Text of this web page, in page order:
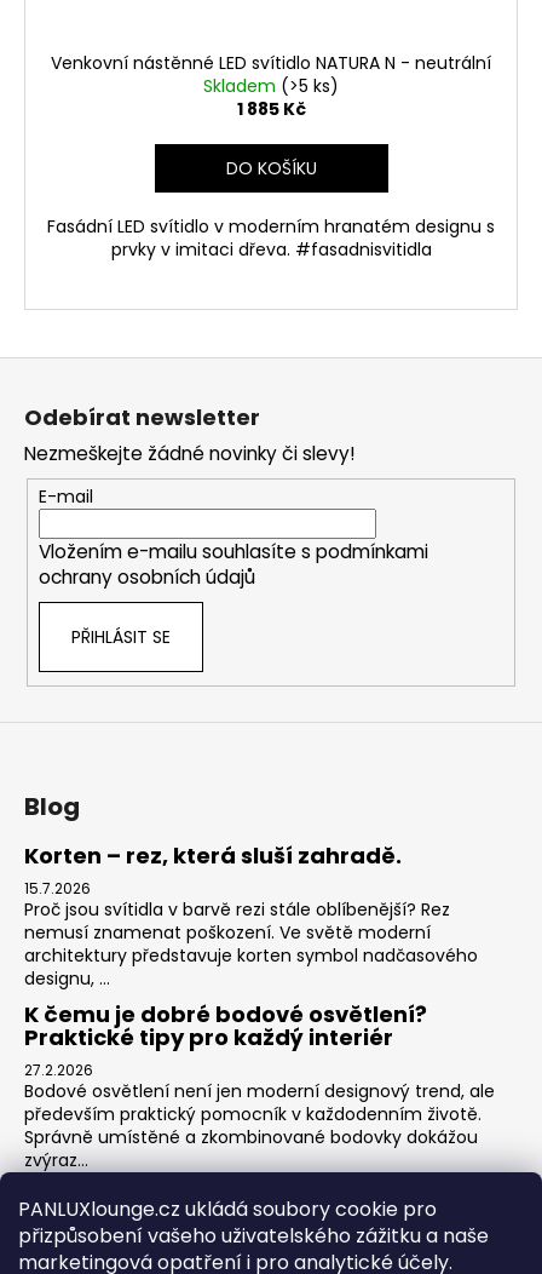
PANLUXlounge.cz ukládá soubory cookie pro
přizpůsobení vašeho uživatelského zážitku a naše
marketingová opatření i pro analytické účely.
Venkovní nástěnné LED svítidlo NATURA N - neutrální
Skladem (>5 ks)
1 885 Kč
DO KOŠÍKU
Fasádní LED svítidlo v moderním hranatém designu s
prvky v imitaci dřeva. #fasadnisvitidla
Odebírat newsletter
Nezmeškejte žádné novinky či slevy!
E-mail
Vložením e-mailu souhlasíte s podmínkami
ochrany osobních údajů
PŘIHLÁSIT SE
Blog
Korten – rez, která sluší zahradě.
15.7.2026
Proč jsou svítidla v barvě rezi stále oblíbenější? Rez
nemusí znamenat poškození. Ve světě moderní
architektury představuje korten symbol nadčasového
designu, ...
K čemu je dobré bodové osvětlení?
Praktické tipy pro každý interiér
27.2.2026
Bodové osvětlení není jen moderní designový trend, ale
především praktický pomocník v každodenním životě.
Správně umístěné a zkombinované bodovky dokážou
zvýraz...
Jak na zónové osvětlení v obýváku?
3.2.2026
Obývací pokoj je srdcem domova – místo pro relaxaci,